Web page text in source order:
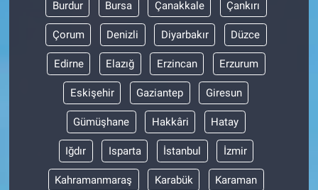
Burdur Bursa Çanakkale Çankırı
Çorum Denizli Diyarbakır Düzce
Edirne Elazığ Erzincan Erzurum
Eskişehir Gaziantep Giresun
Gümüşhane Hakkâri Hatay
Iğdır Isparta İstanbul İzmir
Kahramanmaraş Karabük Karaman
Kimdir
Koronavirüs
Kültür Sanat
Ne demişti
Nedir